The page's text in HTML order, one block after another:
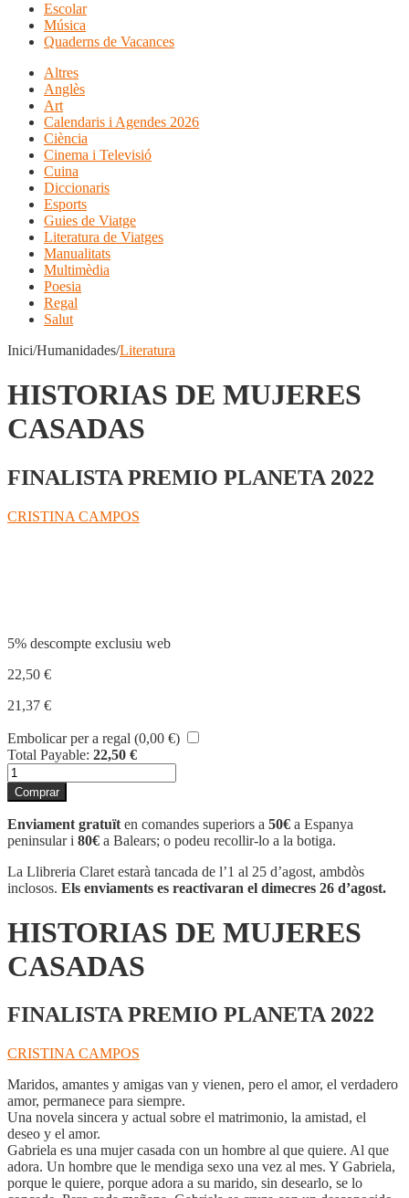
Escolar
Música
Quaderns de Vacances
Altres
Anglès
Art
Calendaris i Agendes 2026
Ciència
Cinema i Televisió
Cuina
Diccionaris
Esports
Guies de Viatge
Literatura de Viatges
Manualitats
Multimèdia
Poesia
Regal
Salut
Inici/Humanidades/Literatura
HISTORIAS DE MUJERES
CASADAS
FINALISTA PREMIO PLANETA 2022
CRISTINA CAMPOS
5% descompte exclusiu web
22,50 €
21,37 €
Embolicar per a regal (0,00 €)
Total Payable: 22,50 €
quantitat
de
HISTORIAS
DE
MUJERES
CASADAS
Comprar
Enviament gratuït en comandes superiors a 50€ a Espanya
peninsular i 80€ a Balears; o podeu recollir-lo a la botiga.
La Llibreria Claret estarà tancada de l’1 al 25 d’agost, ambdòs
inclosos. Els enviaments es reactivaran el dimecres 26 d’agost.
HISTORIAS DE MUJERES
CASADAS
FINALISTA PREMIO PLANETA 2022
CRISTINA CAMPOS
Maridos, amantes y amigas van y vienen, pero el amor, el verdadero
amor, permanece para siempre.
Una novela sincera y actual sobre el matrimonio, la amistad, el
deseo y el amor.
Gabriela es una mujer casada con un hombre al que quiere. Al que
adora. Un hombre que le mendiga sexo una vez al mes. Y Gabriela,
porque le quiere, porque adora a su marido, sin desearlo, se lo